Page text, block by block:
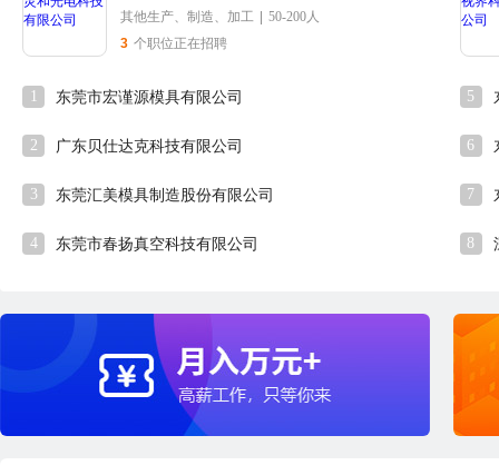
其他生产、制造、加工
50-200人
3 个职位正在招聘
1 东莞市宏谨源模具有限公司
2 广东贝仕达克科技有限公司
3 东莞汇美模具制造股份有限公司
4 东莞市春扬真空科技有限公司
5
6
7
8